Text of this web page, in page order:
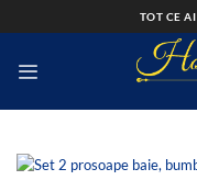
to
TOT CE AI